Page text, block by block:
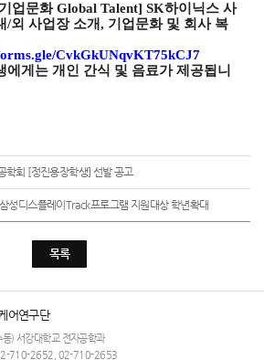
기업문화Global Talent] SK하이닉스 사
/외 사업장 소개, 기업문화 및 회사 복
CvkGkUNqvKT75kCJ7
에게는 개인 간식 및 음료가 제공됩니
학회 [정진용장학생] 선발 공고
성디스플레이Track프로그램 지원대상 학년확대
목록
어연구단
) 서강대학교 전자공학과
710-2652, 02-710-2653